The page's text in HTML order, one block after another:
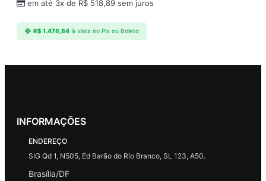
em até 3x de R$ 518,89 sem juros
R$1.478,84 à vista no Pix ou Boleto
INFORMAÇÕES
ENDEREÇO
SIG Qd 1, N505, Ed Barão do Rio Branco, SL 123, A50.
Brasília/DF